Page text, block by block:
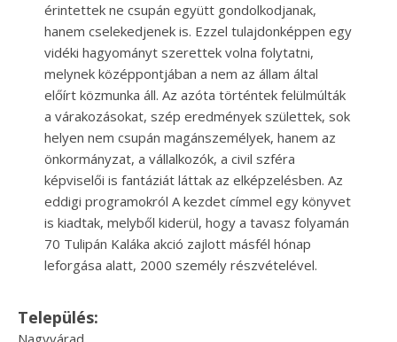
érintettek ne csupán együtt gondolkodjanak,
hanem cselekedjenek is. Ezzel tulajdonképpen egy
vidéki hagyományt szerettek volna folytatni,
melynek középpontjában a nem az állam által
előírt közmunka áll. Az azóta történtek felülmúlták
a várakozásokat, szép eredmények születtek, sok
helyen nem csupán magánszemélyek, hanem az
önkormányzat, a vállalkozók, a civil szféra
képviselői is fantáziát láttak az elképzelésben. Az
eddigi programokról A kezdet címmel egy könyvet
is kiadtak, melyből kiderül, hogy a tavasz folyamán
70 Tulipán Kaláka akció zajlott másfél hónap
leforgása alatt, 2000 személy részvételével.
Település:
Nagyvárad